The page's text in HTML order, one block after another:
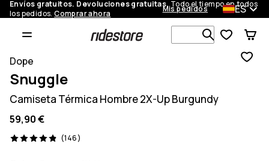
Envíos gratuitos. Devoluciones gratuitas.Todo el tiempo en todos
los pedidos.Comprar ahora Mis pedidos ES
Busca en
Dope
Snuggle
Camiseta Térmica Hombre 2X-Up Burgundy
59,90 €
(146)
146 opiniones, 4.9/5